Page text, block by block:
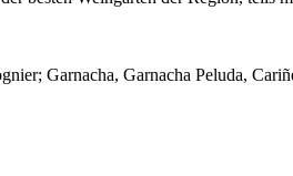
Garnacha, Garnacha Peluda,